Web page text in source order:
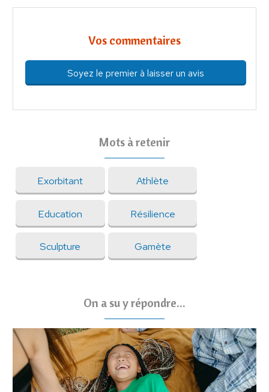
Vos commentaires
Soyez le premier à laisser un avis
Mots à retenir
Exorbitant Athlète
Education Résilience
Sculpture Gamète
On a su y répondre...